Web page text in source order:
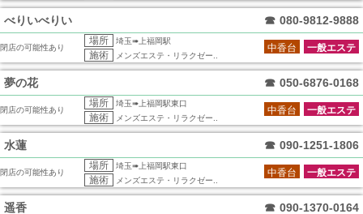
べりいべりい ☎ 080-9812-9888
閉店の可能性あり
場所 埼玉➠上福岡駅
施術 メンズエステ・リラクゼー..
一般エステ
中香台
夢の花 ☎ 050-6876-0168
閉店の可能性あり
場所 埼玉➠上福岡駅東口
施術 メンズエステ・リラクゼー..
一般エステ
中香台
水蓮 ☎ 090-1251-1806
閉店の可能性あり
場所 埼玉➠上福岡駅東口
施術 メンズエステ・リラクゼー..
一般エステ
中香台
遥香 ☎ 090-1370-0164